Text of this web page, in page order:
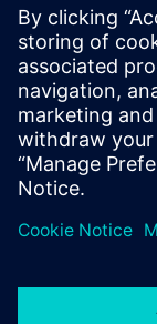
Preencha o
desejar receber
exclusiva, seja
de formação
grupos maiores
os seus dados de
formação,
Solicitar